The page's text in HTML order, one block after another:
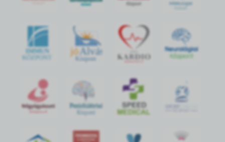
IMMUN
KÖZPONT
jó Alvás
Központ